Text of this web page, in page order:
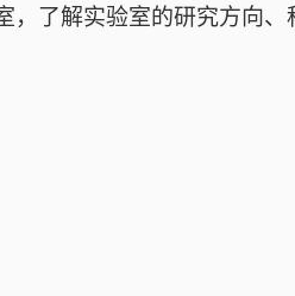
，了解实验室的研究方向